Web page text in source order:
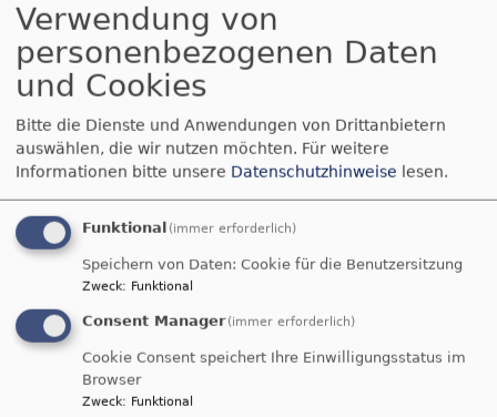
Rückblick: „Happy
Birthday, Orgel!“
Die
Pauluskirche
feierte den
25.
Geburtstag
ihrer Orgel
Vor 25 Jahren wurde die
Verwendung von
personenbezogenen Daten
und Cookies
Bitte die Dienste und Anwendungen von Drittanbietern
auswählen, die wir nutzen möchten. Für weitere
Informationen bitte unsere Datenschutzhinweise lesen.
Funktional (immer erforderlich)
Speichern von Daten: Cookie für die Benutzersitzung
Zweck: Funktional
Consent Manager (immer erforderlich)
Cookie Consent speichert Ihre Einwilligungsstatus im
Browser
Zweck: Funktional